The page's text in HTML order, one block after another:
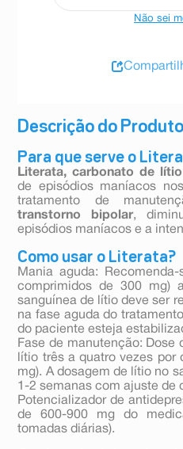
Descrição do Produto
Para que serve o
Literata,carbonato de lítio
de episódios maníacos
tratamento de
transtorno bipolar,
episódios maníacos e a
Como usar o Literata?
Mania aguda:
comprimidos de 300 mg)
sanguínea de lítio deve ser
na fase aguda do
do paciente esteja
Fase de manutenção: Dose
lítio três a quatro vezes por
mg). A dosagem de lítio no
1-2 semanas com ajuste de
Potencializador de
de 600-900 mg do
tomadas diárias).
Não sei